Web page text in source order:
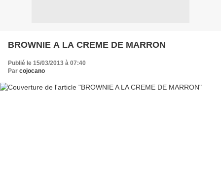
BROWNIE A LA CREME DE MARRON
Publié le 15/03/2013 à 07:40
Par cojocano